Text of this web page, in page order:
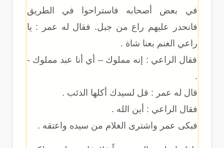
في بعض أصحابه فاستراحوا في الطريق
فانحدر عليهم راع من جبل. فقال له عمر : يا
راعي الغنم بعنا شاة .
فقال الراعي : إنه مملوك – أي أنا عبد مملوك -
.
قال له عمر : قل لسيدك أكلها الذئب .
فقال الراعي : أين الله .
فبكى عمر واشترى الغلام من سيده واعتقه .